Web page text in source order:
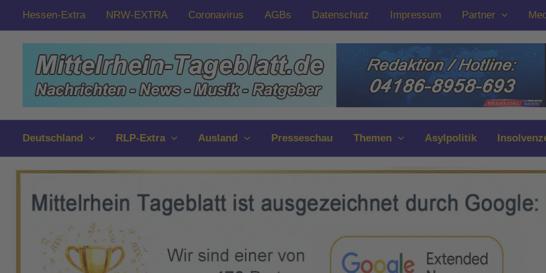
Zum
springen
Hessen-Extra NRW-EXTRA Coronavirus AGBs Datenschutz Impressum Partner
Deutschland RLP-Extra Ausland Presseschau Themen Asylpolitik